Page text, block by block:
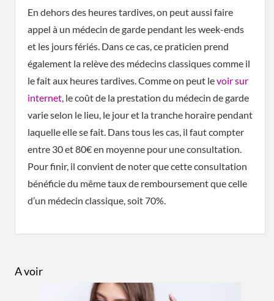
En dehors des heures tardives, on peut aussi faire
appel à un médecin de garde pendant les week-ends
et les jours fériés. Dans ce cas, ce praticien prend
également la relève des médecins classiques comme il
le fait aux heures tardives. Comme on peut levoir sur
internet, le coût de la prestation du médecin de garde
varie selon le lieu, le jour et la tranche horaire pendant
laquelle elle se fait. Dans tous les cas, il faut compter
entre 30 et 80€ en moyenne pour une consultation.
Pour finir, il convient de noter que cette consultation
bénéficie du même taux de remboursement que celle
d’un médecin classique, soit 70%.
A voir